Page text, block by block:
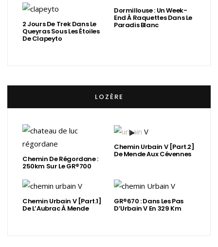
2 Jours De Trek Dans Le
Queyras Sous Les Étoiles
De Clapeyto
Dormillouse : Un Week-
End À Raquettes Dans Le
Paradis Blanc
LOZÈRE
Chemin De Régordane :
250km Sur Le GR®700
Chemin Urbain V [Part.2]
De Mende Aux Cévennes
Chemin Urbain V [Part.1]
De L’Aubrac À Mende
GR®670 : Dans Les Pas
D’Urbain V En 329 Km